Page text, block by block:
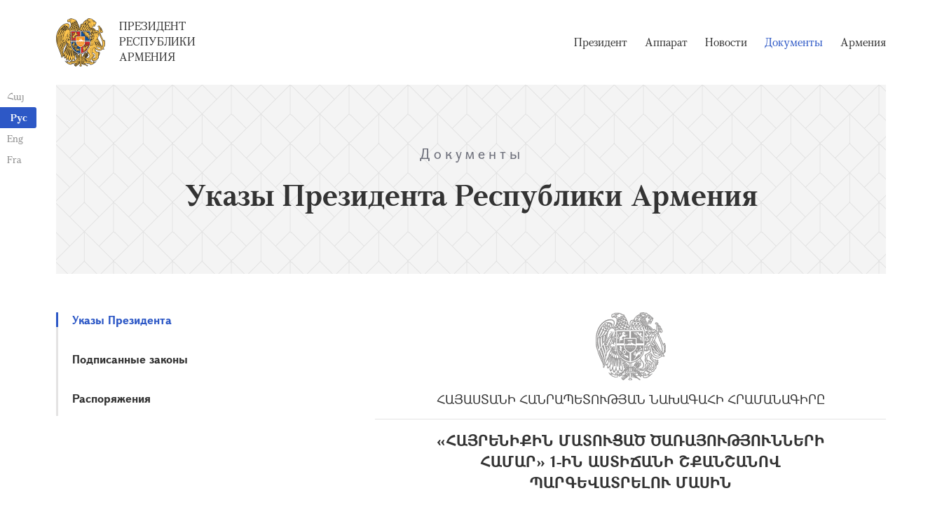
Հայ
Рус
Eng
Fra
ПРЕЗИДЕНТ
РЕСПУБЛИКИ
АРМЕНИЯ
Президент Аппарат Новости Документы Армения
Документы
Указы Президента Республики Армения
Указы Президента
Подписанные законы
Распоряжения ՀԱՅԱՍՏԱՆԻ ՀԱՆՐԱՊԵՏՈՒԹՅԱՆ ՆԱԽԱԳԱՀԻ ՀՐԱՄԱՆԱԳԻՐԸ
«ՀԱՅՐԵՆԻՔԻՆ ՄԱՏՈՒՑԱԾ ԾԱՌԱՅՈՒԹՅՈՒՆՆԵՐԻ
ՀԱՄԱՐ» 1-ԻՆ ԱՍՏԻՃԱՆԻ ՇՔԱՆՇԱՆՈՎ
ՊԱՐԳԵՎԱՏՐԵԼՈՒ ՄԱՍԻՆ